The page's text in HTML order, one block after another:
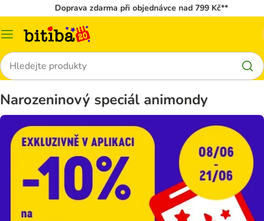
Doprava zdarma při objednávce nad 799 Kč**
Kategorie
Hledat
Narozeninový speciál animondy